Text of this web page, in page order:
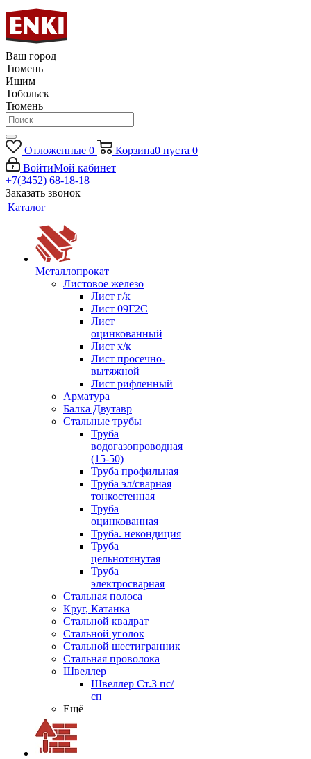
Ваш город
Тюмень
Ишим
Тобольск
Тюмень
Отложенные 0 Корзина0 пуста 0
ВойтиМой кабинет
+7(3452) 68-18-18
Заказать звонок
Каталог
Металлопрокат
Листовое железо
Лист г/к
Лист 09Г2С
Лист
оцинкованный
Лист х/к
Лист просечно-
вытяжной
Лист рифленный
Арматура
Балка Двутавр
Стальные трубы
Труба
водогазопроводная
(15-50)
Труба профильная
Труба эл/сварная
тонкостенная
Труба
оцинкованная
Труба. некондиция
Труба
цельнотянутая
Труба
электросварная
Стальная полоса
Круг, Катанка
Стальной квадрат
Стальной уголок
Стальной шестигранник
Стальная проволока
Швеллер
Швеллер Ст.3 пс/
сп
Ещё